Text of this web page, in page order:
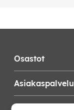
Osastot
Asiakaspalvelu